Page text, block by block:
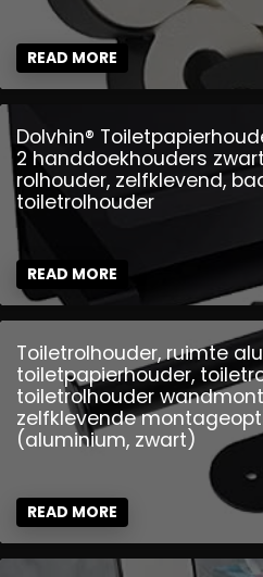
READ MORE
Dolvhin®
2 handdoekhouders
rolhouder, zelfklevend,
toiletrolhouder
READ MORE
Toiletrolhouder, ruimte
toiletpapierhouder,
toiletrolhouder
zelfklevende
(aluminium, zwart)
READ MORE